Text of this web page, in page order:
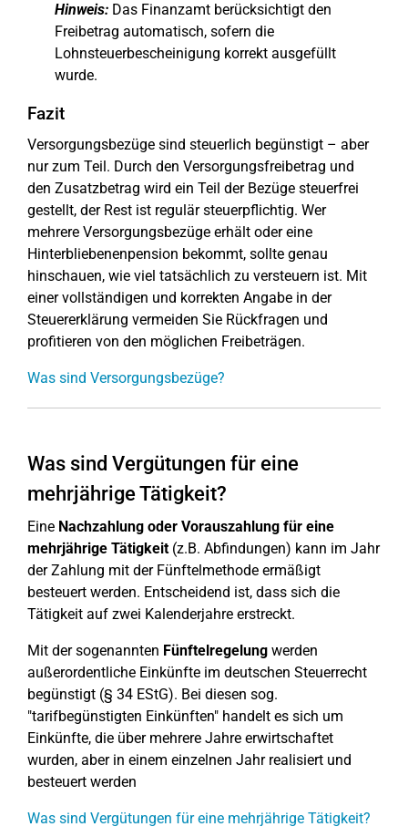
Hinweis: Das Finanzamt berücksichtigt den
Freibetrag automatisch, sofern die
Lohnsteuerbescheinigung korrekt ausgefüllt
wurde.
Fazit
Versorgungsbezüge sind steuerlich begünstigt – aber
nur zum Teil. Durch den Versorgungsfreibetrag und
den Zusatzbetrag wird ein Teil der Bezüge steuerfrei
gestellt, der Rest ist regulär steuerpflichtig. Wer
mehrere Versorgungsbezüge erhält oder eine
Hinterbliebenenpension bekommt, sollte genau
hinschauen, wie viel tatsächlich zu versteuern ist. Mit
einer vollständigen und korrekten Angabe in der
Steuererklärung vermeiden Sie Rückfragen und
profitieren von den möglichen Freibeträgen.
Was sind Versorgungsbezüge?
Was sind Vergütungen für eine
mehrjährige Tätigkeit?
Eine Nachzahlung oder Vorauszahlung für eine
mehrjährige Tätigkeit(z.B. Abfindungen) kann im Jahr
der Zahlung mit der Fünftelmethode ermäßigt
besteuert werden. Entscheidend ist, dass sich die
Tätigkeit auf zwei Kalenderjahre erstreckt.
Mit der sogenannten Fünftelregelung werden
außerordentliche Einkünfte im deutschen Steuerrecht
begünstigt (§ 34 EStG). Bei diesen sog.
"tarifbegünstigten Einkünften" handelt es sich um
Einkünfte, die über mehrere Jahre erwirtschaftet
wurden, aber in einem einzelnen Jahr realisiert und
besteuert werden
Was sind Vergütungen für eine mehrjährige Tätigkeit?